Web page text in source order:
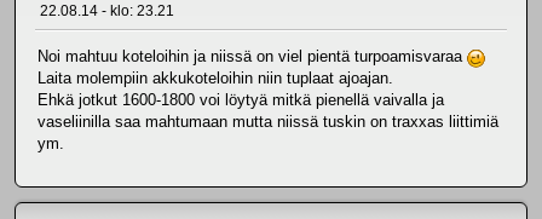
22.08.14 - klo: 23.21
Noi mahtuu koteloihin ja niissä on viel pientä turpoamisvaraa
Laita molempiin akkukoteloihin niin tuplaat ajoajan.
Ehkä jotkut 1600-1800 voi löytyä mitkä pienellä vaivalla ja
vaseliinilla saa mahtumaan mutta niissä tuskin on traxxas liittimiä
ym.